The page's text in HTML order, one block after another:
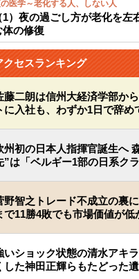
医学～老化する人、しない人
1）夜の過ごし方が老化を
体の修復
クセスランキング
藤二朗は信州大経済学部か
に入社も、わずか1日で辞め
州初の日本人指揮官誕生へ
”は「ベルギー1部の日系ク
野智之トレード不成立の裏
で11勝4敗でも市場価値が低
いショック状態の清水アキ
した神田正輝らもたどった